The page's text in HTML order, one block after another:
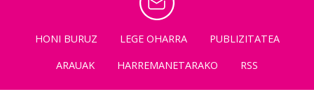
HONI BURUZ LEGE OHARRA
PUBLIZITATEA
ARAUAK
HARREMANETARAKO RSS